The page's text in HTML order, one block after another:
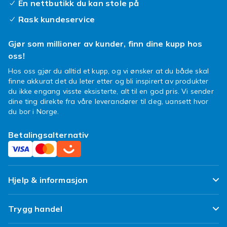
dag. Skap et budskap som varer, med
gnistrendediamantmaling
En nettbutikk du kan stole på
Rask kundeservice
Gjør som millioner av kunder, finn dine kupp hos
oss!
Hos oss gjør du alltid et kupp, og vi ønsker at du både skal
finne akkurat det du leter etter og bli inspirert av produkter
du ikke engang visste eksisterte, alt til en god pris. Vi sender
dine ting direkte fra våre leverandører til deg, uansett hvor
du bor i Norge.
Betalingsalternativ
Hjelp & informasjon
Ofte stilte spørsmål
Spor pakken min
Trygg handel